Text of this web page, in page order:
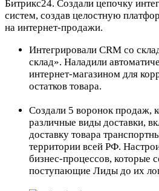
Битрикс24. Создали цепочку
систем, создав целостную
на интернет-продажи.
Интегрировали CRM со
склад». Наладили
интернет-магазином для
остатков товара.
Создали 5 воронок продаж,
различные виды доставки,
доставку товара
территории всей РФ.
бизнес-процессов, которые
поступающие Лиды до их